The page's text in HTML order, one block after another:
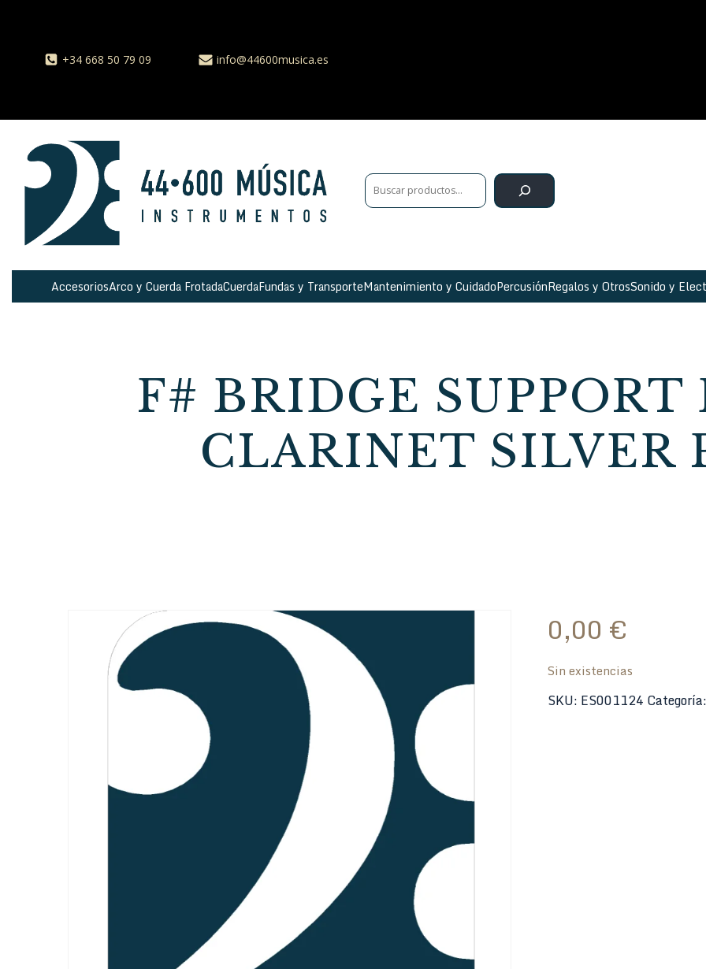
+34 668 50 79 09 info@44600musica.es
AccesoriosArco y Cuerda FrotadaCuerdaFundas y TransporteMantenimiento y CuidadoPercusiónRegalos y OtrosSonido y
F# BRIDGE SUPPORT
CLARINET SILVER
0,00 €
Sin existencias
SKU: ES001124